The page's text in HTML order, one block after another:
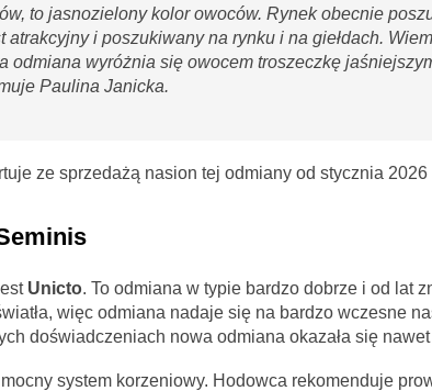
to jasnozielony kolor owoców. Rynek obecnie
i poszukiwany na rynku i na giełdach.
odmiana wyróżnia się owocem troszeczkę
Paulina Janicka.
ze sprzedażą nasion tej odmiany od stycznia 2026
Unicto. To odmiana w typie bardzo dobrze i od lat
więc odmiana nadaje się na bardzo wczesne
doświadczeniach nowa odmiana okazała się
system korzeniowy. Hodowca rekomenduje